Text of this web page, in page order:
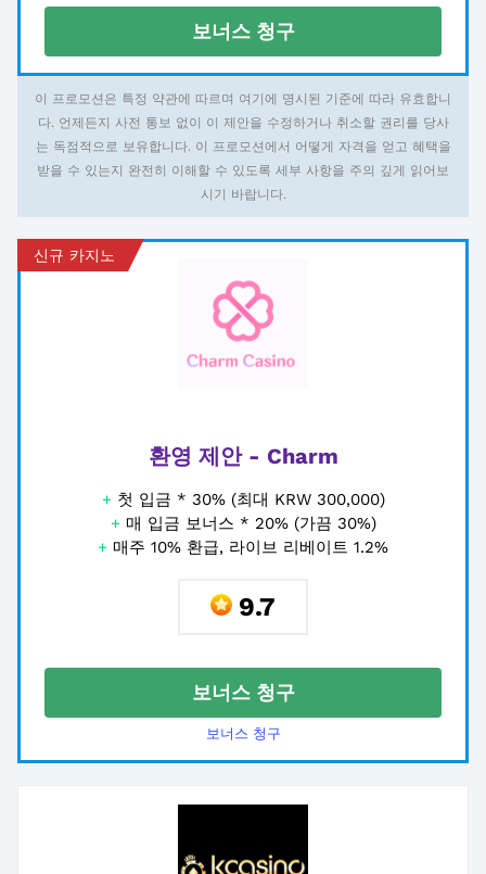
보너스 청구
이 프로모션은 특정 약관에 따르며 여기에 명시된 기준에 따라 유효합니
다. 언제든지 사전 통보 없이 이 제안을 수정하거나 취소할 권리를 당사
는 독점적으로 보유합니다. 이 프로모션에서 어떻게 자격을 얻고 혜택을
받을 수 있는지 완전히 이해할 수 있도록 세부 사항을 주의 깊게 읽어보
시기 바랍니다.
신규 카지노
환영 제안 - Charm
+ 첫 입금 * 30% (최대 KRW 300,000)
+ 매 입금 보너스 * 20% (가끔 30%)
+ 매주 10% 환급, 라이브 리베이트 1.2%
9.7
보너스 청구
보너스 청구